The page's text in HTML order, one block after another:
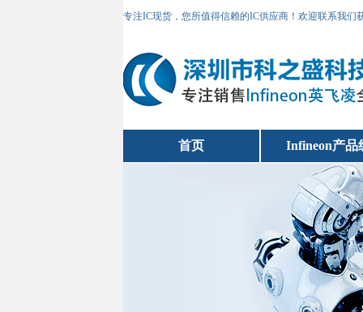
专注IC现货，您所值得信赖的IC供应商！欢迎联系我们
首页 Infineon产品